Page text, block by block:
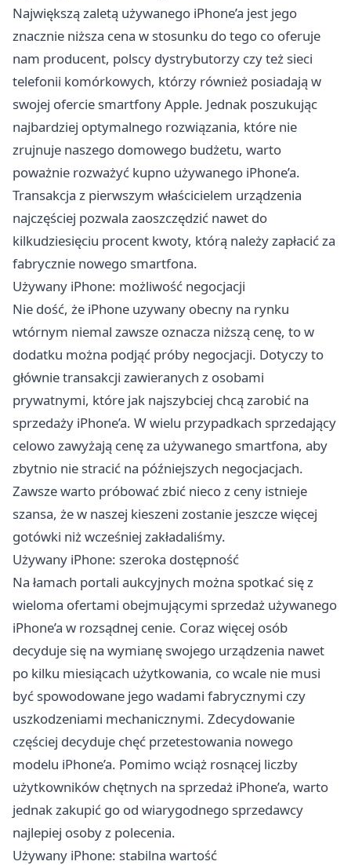
Największą zaletą używanego iPhone’a jest jego
znacznie niższa cena w stosunku do tego co oferuje
nam producent, polscy dystrybutorzy czy też sieci
telefonii komórkowych, którzy również posiadają w
swojej ofercie smartfony Apple. Jednak poszukując
najbardziej optymalnego rozwiązania, które nie
zrujnuje naszego domowego budżetu, warto
poważnie rozważyć kupno używanego iPhone’a.
Transakcja z pierwszym właścicielem urządzenia
najczęściej pozwala zaoszczędzić nawet do
kilkudziesięciu procent kwoty, którą należy zapłacić za
fabrycznie nowego smartfona.
Używany iPhone: możliwość negocjacji
Nie dość, że iPhone uzywany obecny na rynku
wtórnym niemal zawsze oznacza niższą cenę, to w
dodatku można podjąć próby negocjacji. Dotyczy to
głównie transakcji zawieranych z osobami
prywatnymi, które jak najszybciej chcą zarobić na
sprzedaży iPhone’a. W wielu przypadkach sprzedający
celowo zawyżają cenę za używanego smartfona, aby
zbytnio nie stracić na późniejszych negocjacjach.
Zawsze warto próbować zbić nieco z ceny istnieje
szansa, że w naszej kieszeni zostanie jeszcze więcej
gotówki niż wcześniej zakładaliśmy.
Używany iPhone: szeroka dostępność
Na łamach portali aukcyjnych można spotkać się z
wieloma ofertami obejmującymi sprzedaż używanego
iPhone’a w rozsądnej cenie. Coraz więcej osób
decyduje się na wymianę swojego urządzenia nawet
po kilku miesiącach użytkowania, co wcale nie musi
być spowodowane jego wadami fabrycznymi czy
uszkodzeniami mechanicznymi. Zdecydowanie
częściej decyduje chęć przetestowania nowego
modelu iPhone’a. Pomimo wciąż rosnącej liczby
użytkowników chętnych na sprzedaż iPhone’a, warto
jednak zakupić go od wiarygodnego sprzedawcy
najlepiej osoby z polecenia.
Używany iPhone: stabilna wartość